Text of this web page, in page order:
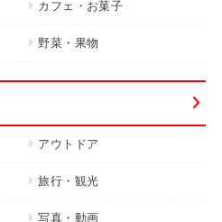
カフェ・お菓子
野菜・果物
アウトドア
旅行・観光
写真・動画